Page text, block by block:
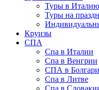
Туры в Италию
Туры на
Круизы
СПА
Спа в Италии
Спа в Венгрии
СПА в
Спа в Литве